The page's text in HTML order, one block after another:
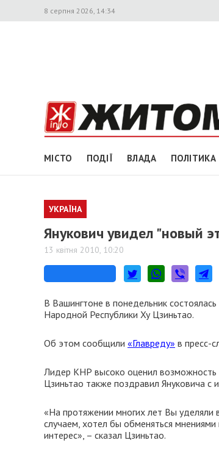
8 серпня 2026, 14:34
МІСТО ПОДІЇ ВЛАДА ПОЛІТИКА
УКРАЇНА
Янукович увидел "новый
13 квітня 2010, 10:20
В Вашингтоне в понедельник
Народной Республики Ху Цзиньтао.
Об этом сообщили «Главреду» в пресс-
Лидер КНР высоко оценил возможность
Цзиньтао также поздравил Януковича с
«На протяжении многих лет Вы уделяли
случаем, хотел бы обменяться
интерес», – сказал Цзиньтао.